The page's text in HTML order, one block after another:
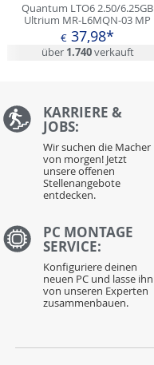
Quantum LTO6 2.50/6.25GB
Ultrium MR-L6MQN-03 MP
€ 37,98*
über 1.740verkauft
KARRIERE &
JOBS:
Wir suchen die Macher
von morgen! Jetzt
unsere offenen
Stellenangebote
entdecken.
PC MONTAGE
SERVICE:
Konfiguriere deinen
neuen PC und lasse ihn
von unseren Experten
zusammenbauen.